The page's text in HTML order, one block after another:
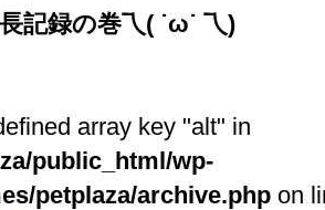
記録の巻乁( ˙ω˙ 乁)
array key "alt" in
public_html/wp-
petplaza/archive.php on